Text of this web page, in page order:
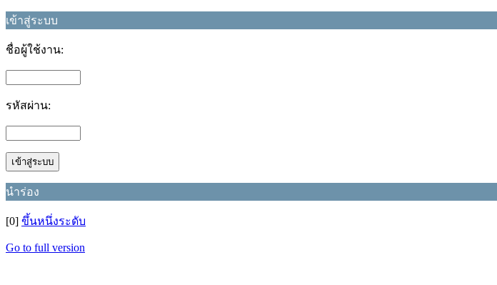
เข้าสู่ระบบ
ชื่อผู้ใช้งาน:
รหัสผ่าน:
นำร่อง
[0] ขึ้นหนึ่งระดับ
Go to full version